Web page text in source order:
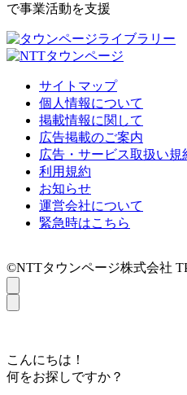
で事業活動を支援
サイトマップ
個人情報について
掲載情報に関して
広告掲載のご案内
広告・サービス取扱い規
利用規約
お知らせ
運営会社について
緊急時はこちら
©NTTタウンページ株式会社
こんにちは！
何をお探しですか？